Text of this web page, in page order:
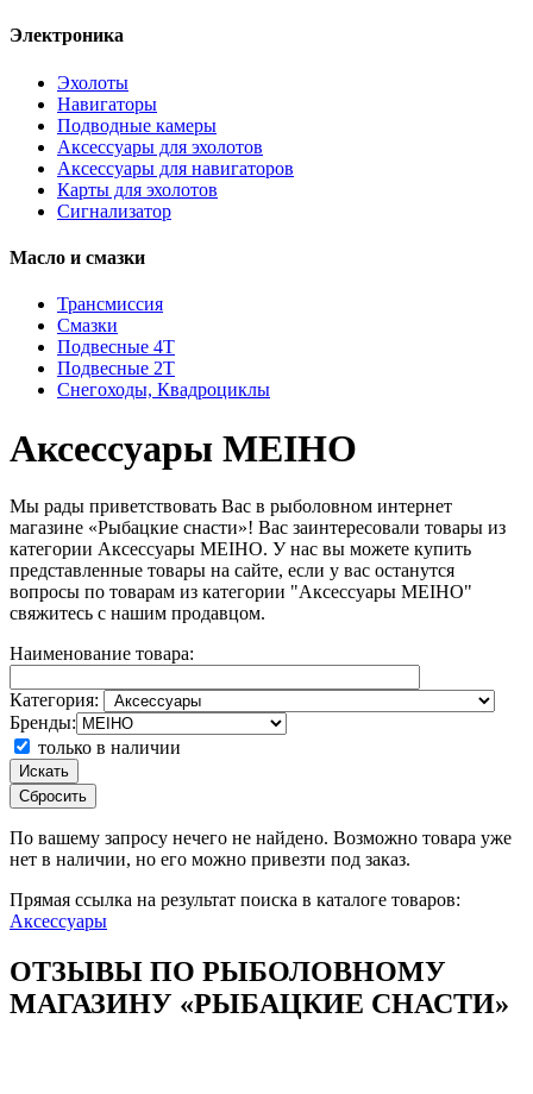
Электроника
Эхолоты
Навигаторы
Подводные камеры
Аксессуары для эхолотов
Аксессуары для навигаторов
Карты для эхолотов
Сигнализатор
Масло и смазки
Трансмиссия
Смазки
Подвесные 4Т
Подвесные 2Т
Снегоходы, Квадроциклы
Аксессуары MEIHO
Мы рады приветствовать Вас в рыболовном интернет
магазине «Рыбацкие снасти»! Вас заинтересовали товары из
категории Аксессуары MEIHO. У нас вы можете купить
представленные товары на сайте, если у вас останутся
вопросы по товарам из категории "Аксессуары MEIHO"
свяжитесь с нашим продавцом.
Наименование товара:
Категория:
Бренды:
только в наличии
Искать
Сбросить
По вашему запросу нечего не найдено. Возможно товара уже
нет в наличии, но его можно привезти под заказ.
Прямая ссылка на результат поиска в каталоге товаров:
Аксессуары
ОТЗЫВЫ ПО РЫБОЛОВНОМУ
МАГАЗИНУ «РЫБАЦКИЕ СНАСТИ»